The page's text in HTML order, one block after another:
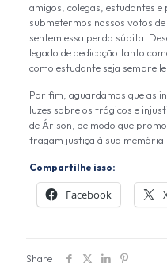
amigos, colegas, estudantes
submetermos nossos votos
sentem essa perda súbita.
legado de dedicação tanto
como estudante seja sempre
Por fim, aguardamos que as
luzes sobre os trágicos e
de Árison, de modo que
tragam justiça à sua memória.
Compartilhe isso:
Facebook
Share